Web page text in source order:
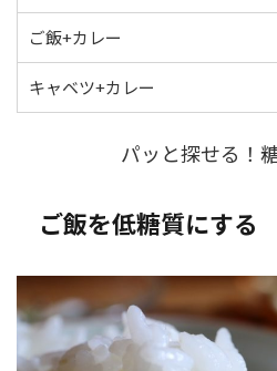
ご飯+カレー
キャベツ+カレー
パッと探せる！
ご飯を低糖質にする